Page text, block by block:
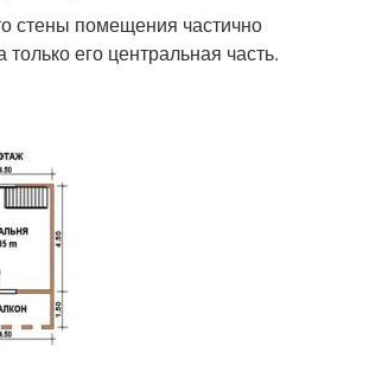
стены помещения частично
его центральная часть.